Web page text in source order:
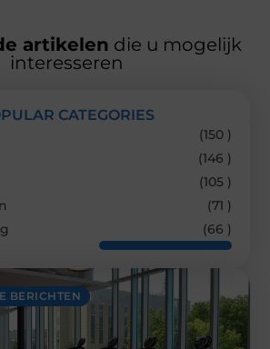
artikelen die u mogelijk
interesseren
BERICHTEN
CATEGORIES
(150 )
(146 )
(105 )
(71 )
(66 )